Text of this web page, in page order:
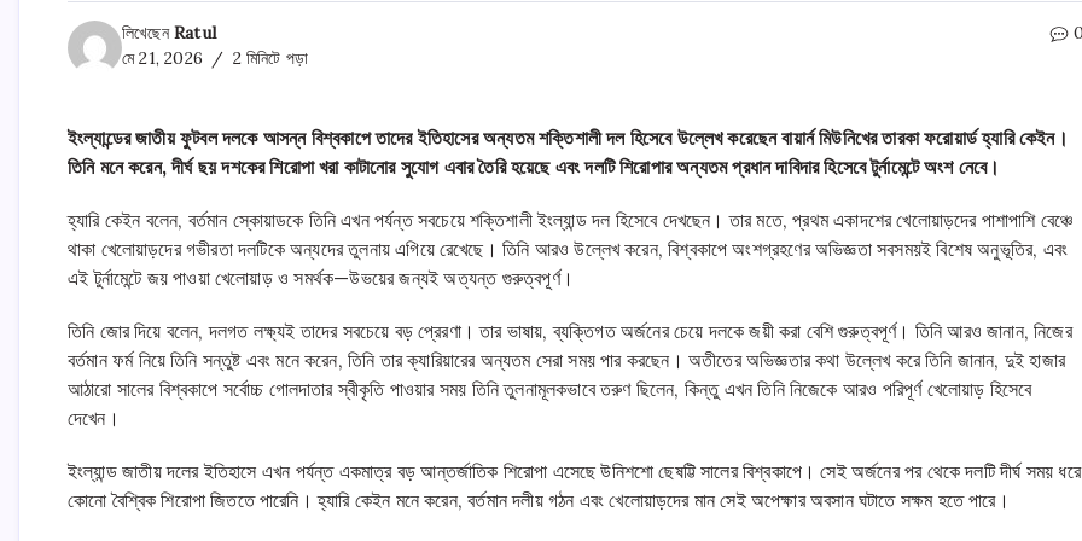
লিখেছেনRatul
মে 21, 2026
2 মিনিটে পড়া
ইংল্যান্ডের জাতীয় ফুটবল দলকে আসন্ন বিশ্বকাপে তাদের ইতিহাসের অন্যতম শক্তিশালী দল হিসেবে উল্লেখ করেছেন বায়ার্ন মিউনিখের তারকা ফরোয়ার্ডহ্যারি কেইন।
তিনি মনে করেন, দীর্ঘ ছয় দশকের শিরোপা খরা কাটানোর সুযোগ এবার তৈরি হয়েছে এবং দলটি শিরোপার অন্যতম প্রধান দাবিদার হিসেবে টুর্নামেন্টে অংশ নেবে।
হ্যারি কেইন বলেন, বর্তমান স্কোয়াডকে তিনি এখন পর্যন্ত সবচেয়ে শক্তিশালী ইংল্যান্ড দল হিসেবে দেখছেন। তার মতে, প্রথম একাদশের খেলোয়াড়দের পাশাপাশি বেঞ্চে
থাকা খেলোয়াড়দের গভীরতা দলটিকে অন্যদের তুলনায় এগিয়ে রেখেছে। তিনি আরও উল্লেখ করেন, বিশ্বকাপে অংশগ্রহণের অভিজ্ঞতা সবসময়ই বিশেষ অনুভূতির, এবং
এই টুর্নামেন্টে জয় পাওয়া খেলোয়াড় ও সমর্থক—উভয়ের জন্যই অত্যন্ত গুরুত্বপূর্ণ।
তিনি জোর দিয়ে বলেন, দলগত লক্ষ্যই তাদের সবচেয়ে বড় প্রেরণা। তার ভাষায়, ব্যক্তিগত অর্জনের চেয়ে দলকে জয়ী করা বেশি গুরুত্বপূর্ণ। তিনি আরও জানান, নিজের
বর্তমান ফর্ম নিয়ে তিনি সন্তুষ্ট এবং মনে করেন, তিনি তার ক্যারিয়ারের অন্যতম সেরা সময় পার করছেন। অতীতের অভিজ্ঞতার কথা উল্লেখ করে তিনি জানান, দুই হাজার
আঠারো সালের বিশ্বকাপে সর্বোচ্চ গোলদাতার স্বীকৃতি পাওয়ার সময় তিনি তুলনামূলকভাবে তরুণ ছিলেন, কিন্তু এখন তিনি নিজেকে আরও পরিপূর্ণ খেলোয়াড় হিসেবে
দেখেন।
ইংল্যান্ড জাতীয় দলের ইতিহাসে এখন পর্যন্ত একমাত্র বড় আন্তর্জাতিক শিরোপা এসেছে উনিশশো ছেষট্টি সালের বিশ্বকাপে। সেই অর্জনের পর থেকে দলটি দীর্ঘ সময় ধরে
কোনো বৈশ্বিক শিরোপা জিততে পারেনি। হ্যারি কেইন মনে করেন, বর্তমান দলীয় গঠন এবং খেলোয়াড়দের মান সেই অপেক্ষার অবসান ঘটাতে সক্ষম হতে পারে।